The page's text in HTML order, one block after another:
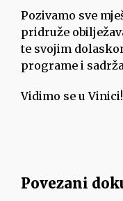
Pozivamo sve
pridruže
te svojim
programe i
Vidimo se u Vinici!
Povezani